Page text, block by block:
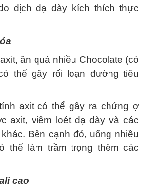
dịch dạ dày kích thích thực
ăn quá nhiều Chocolate (có
thể gây rối loạn đường tiêu
axit có thể gây ra chứng ợ
axit, viêm loét dạ dày và các
Bên cạnh đó, uống nhiều
thể làm trầm trọng thêm các
cao